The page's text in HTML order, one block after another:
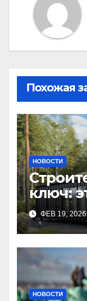
Похожая
НОВОСТИ
ключ:
ФЕВ 19, 2026
НОВОСТИ